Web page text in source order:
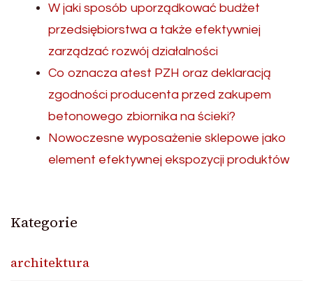
W jaki sposób uporządkować budżet
przedsiębiorstwa a także efektywniej
zarządzać rozwój działalności
Co oznacza atest PZH oraz deklaracją
zgodności producenta przed zakupem
betonowego zbiornika na ścieki?
Nowoczesne wyposażenie sklepowe jako
element efektywnej ekspozycji produktów
Kategorie
architektura